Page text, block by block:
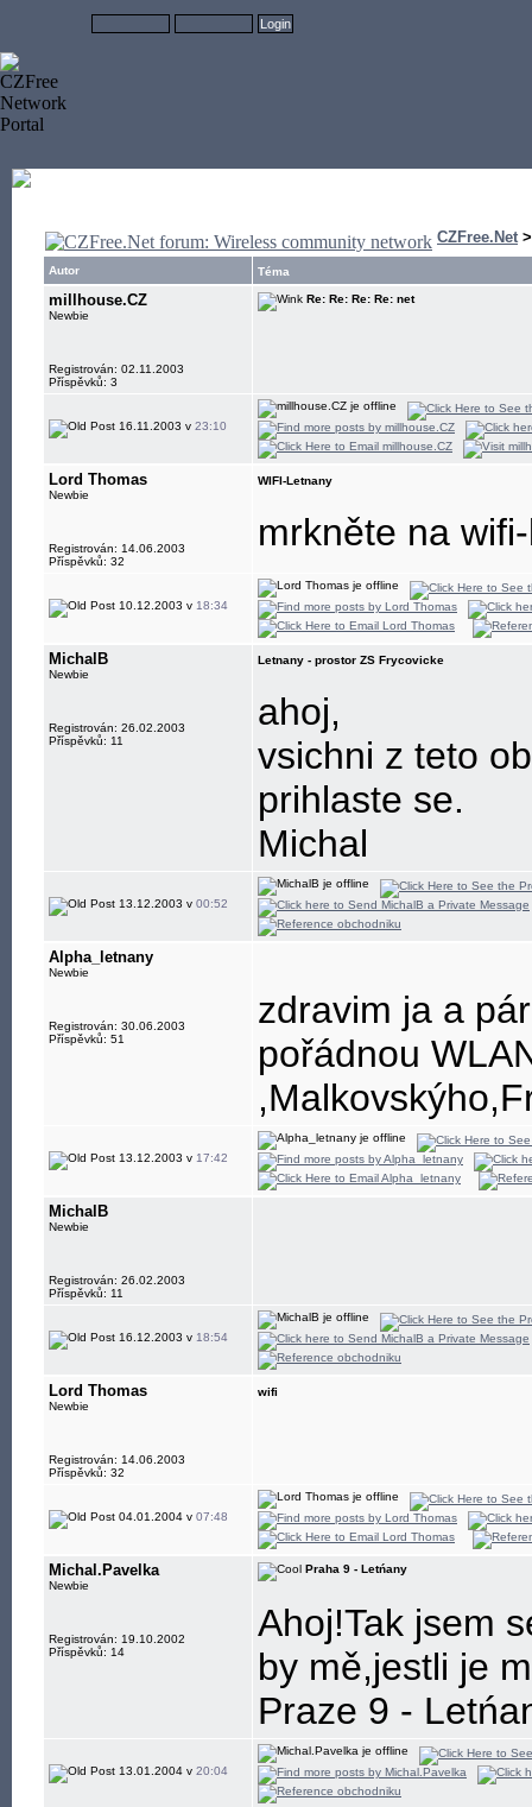
CZFree.Net
Autor Téma
millhouse.CZ
Newbie
Registrován: 02.11.2003
Příspěvků: 3
Re: Re: Re: Re: net
16.11.2003 v 23:10
Lord Thomas
Newbie
Registrován: 14.06.2003
Příspěvků: 32
WIFI-Letnany
mrkněte na
10.12.2003 v 18:34
MichalB
Newbie
Registrován: 26.02.2003
Příspěvků: 11
Letnany - prostor ZS Frycovicke
ahoj,
vsichni z teto
prihlaste se.
Michal
13.12.2003 v 00:52
Alpha_letnany
Newbie
Registrován: 30.06.2003
Příspěvků: 51
zdravim ja a
pořádnou
13.12.2003 v 17:42
MichalB
Newbie
Registrován: 26.02.2003
Příspěvků: 11
16.12.2003 v 18:54
Lord Thomas
Newbie
Registrován: 14.06.2003
Příspěvků: 32
wifi
04.01.2004 v 07:48
Michal.Pavelka
Newbie
Registrován: 19.10.2002
Příspěvků: 14
Praha 9 - Letńany
Ahoj!Tak jsem
by mě,jestli je
Praze 9 -
13.01.2004 v 20:04